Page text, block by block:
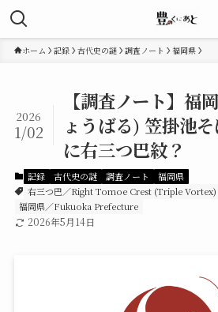
ホーム 記録 古代史の謎 調査ノート 福岡県
【調査ノート】福
ょうばる) 笠掛池そ
に右三つ巴紋？
2026
1/02
記録 古代史の謎 調査ノート
福岡県
右三つ巴／Right Tomoe Crest (Triple Vortex)
福岡県／Fukuoka Prefecture
2026年5月14日